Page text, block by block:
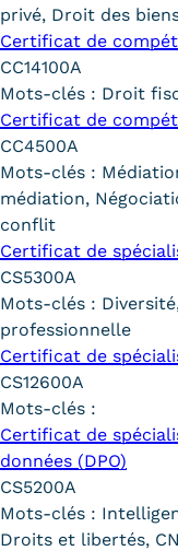
Revue
Contact
Formations
privé, Droit des
Certificat de
CC14100A
Mots-clés : Droit
Certificat de
CC4500A
Mots-clés :
médiation,
conflit
Certificat de
CS5300A
Mots-clés :
professionnelle
Certificat de
CS12600A
Mots-clés :
Certificat de
données (DPO)
CS5200A
Mots-clés :
Droits et libertés,